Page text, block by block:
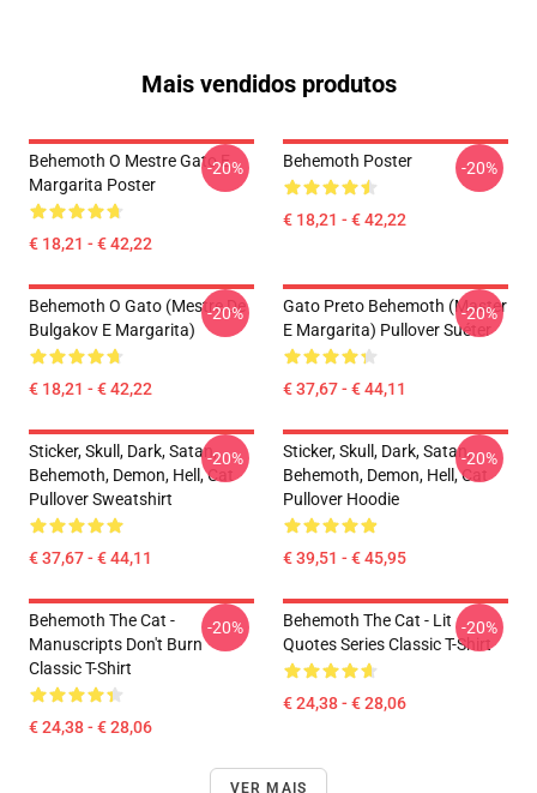
Mais vendidos produtos
Behemoth O Mestre Gato E
Margarita Poster
€ 18,21 - € 42,22
-20% Behemoth Poster
€ 18,21 - € 42,22
-20%
Behemoth O Gato (Mestre De
Bulgakov E Margarita)
€ 18,21 - € 42,22
-20%
Gato Preto Behemoth (Master
E Margarita) Pullover Suéter
€ 37,67 - € 44,11
-20%
Sticker, Skull, Dark, Satan,
Behemoth, Demon, Hell, Cat
Pullover Sweatshirt
€ 37,67 - € 44,11
-20%
Sticker, Skull, Dark, Satan,
Behemoth, Demon, Hell, Cat
Pullover Hoodie
€ 39,51 - € 45,95
-20%
Behemoth The Cat -
Manuscripts Don't Burn
Classic T-Shirt
€ 24,38 - € 28,06
-20%
Behemoth The Cat - Lit
Quotes Series Classic T-Shirt
€ 24,38 - € 28,06
-20%
VER MAIS